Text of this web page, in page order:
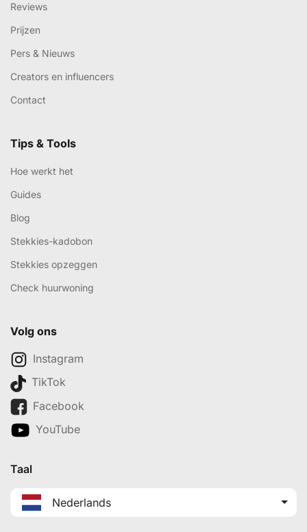
Reviews
Prijzen
Pers & Nieuws
Creators en influencers
Contact
Tips & Tools
Hoe werkt het
Guides
Blog
Stekkies-kadobon
Stekkies opzeggen
Check huurwoning
Volg ons
Instagram
TikTok
Facebook
YouTube
Taal
Nederlands